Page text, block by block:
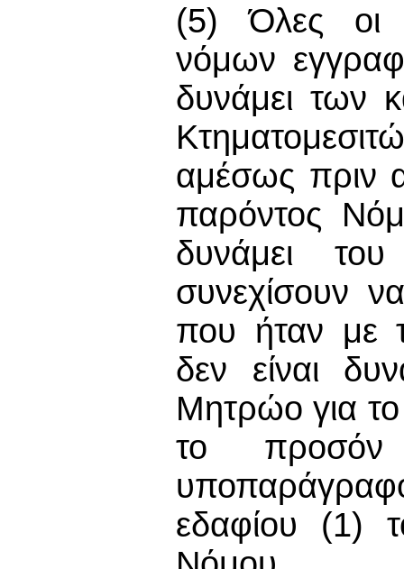
(5) Όλες οι
νόμων
δυνάμει των
αμέσως πριν
παρόντος
δυνάμει
συνεχίσουν
που ήταν με
δεν είναι
Μητρώο για το
το προσόν
εδαφίου (1)